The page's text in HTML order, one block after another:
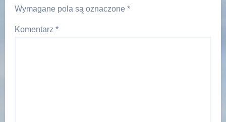
Wymagane pola są oznaczone *
Komentarz *